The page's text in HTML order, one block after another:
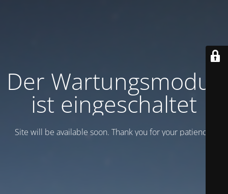
Der Wartungsmodus
ist eingeschaltet
Site will be available soon. Thank you for your patience!